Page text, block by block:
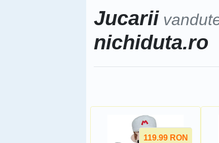
Jucarii
nichiduta.ro
119.99 RON